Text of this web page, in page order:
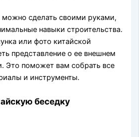
можно сделать своими руками,
навыки строительства.
или фото китайской
представление о ее внешнем
Это поможет вам собрать все
и инструменты.
беседку